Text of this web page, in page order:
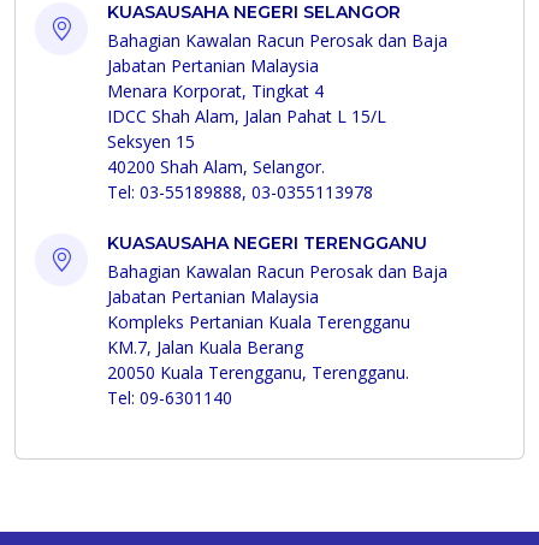
KUASAUSAHA NEGERI SELANGOR
Bahagian Kawalan Racun Perosak dan Baja
Jabatan Pertanian Malaysia
Menara Korporat, Tingkat 4
IDCC Shah Alam, Jalan Pahat L 15/L
Seksyen 15
40200 Shah Alam, Selangor.
Tel: 03-55189888, 03-0355113978
KUASAUSAHA NEGERI TERENGGANU
Bahagian Kawalan Racun Perosak dan Baja
Jabatan Pertanian Malaysia
Kompleks Pertanian Kuala Terengganu
KM.7, Jalan Kuala Berang
20050 Kuala Terengganu, Terengganu.
Tel: 09-6301140